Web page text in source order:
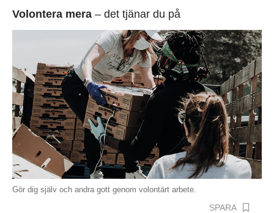
Volontera mera – det tjänar du på
Gör dig själv och andra gott genom volontärt arbete.
SPARA